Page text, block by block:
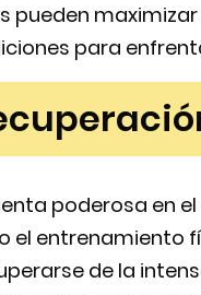
pueden
para
poderosa en
entrenamiento
de la